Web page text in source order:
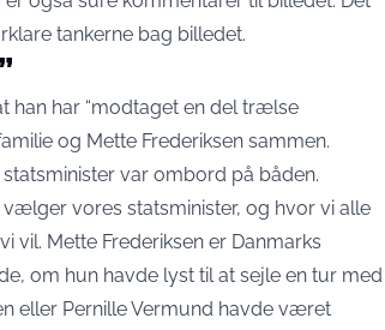
tankerne bag billedet.
han har “modtaget en del trælse
og Mette Frederiksen sammen.
var ombord på båden.
vores statsminister, og hvor vi alle
vil. Mette Frederiksen er Danmarks
om hun havde lyst til at sejle en tur med
eller Pernille Vermund havde været